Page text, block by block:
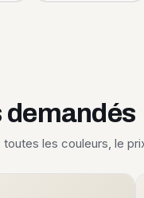
demandés
toutes les couleurs, le